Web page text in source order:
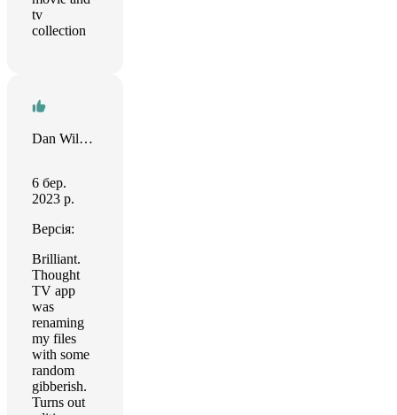
tv
collection
Dan Wilson
6 бер.
2023 р.
Версія:
Brilliant.
Thought
TV app
was
renaming
my files
with some
random
gibberish.
Turns out